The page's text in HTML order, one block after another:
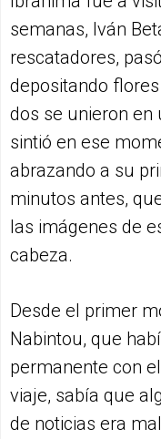
semanas, Iván
rescatadores,
depositando
dos se unieron en
sintió en ese
abrazando a su
minutos antes,
las imágenes de
cabeza.
Desde el primer
Nabintou, que
permanente con
viaje, sabía que
de noticias era